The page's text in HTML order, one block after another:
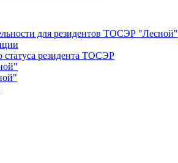
для резидентов ТОСЭР "Лесной"
резидента ТОСЭР